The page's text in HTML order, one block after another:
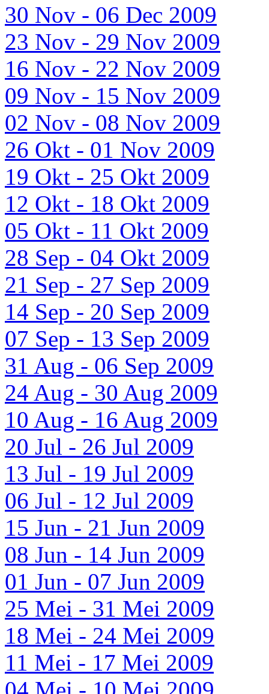
30 Nov - 06 Dec 2009
23 Nov - 29 Nov 2009
16 Nov - 22 Nov 2009
09 Nov - 15 Nov 2009
02 Nov - 08 Nov 2009
26 Okt - 01 Nov 2009
19 Okt - 25 Okt 2009
12 Okt - 18 Okt 2009
05 Okt - 11 Okt 2009
28 Sep - 04 Okt 2009
21 Sep - 27 Sep 2009
14 Sep - 20 Sep 2009
07 Sep - 13 Sep 2009
31 Aug - 06 Sep 2009
24 Aug - 30 Aug 2009
10 Aug - 16 Aug 2009
20 Jul - 26 Jul 2009
13 Jul - 19 Jul 2009
06 Jul - 12 Jul 2009
15 Jun - 21 Jun 2009
08 Jun - 14 Jun 2009
01 Jun - 07 Jun 2009
25 Mei - 31 Mei 2009
18 Mei - 24 Mei 2009
11 Mei - 17 Mei 2009